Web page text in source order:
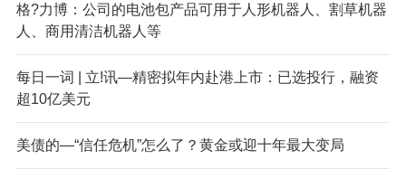
格?力博：公司的电池包产品可用于人形机器人、割草机器
人、商用清洁机器人等
每日一词 | 立!讯—精密拟年内赴港上市：已选投行，融资
超10亿美元
美债的—“信任危机”怎么了？黄金或迎十年最大变局